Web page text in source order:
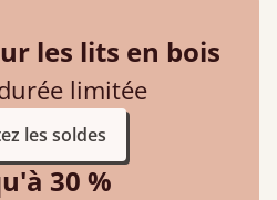
les lits en bois
limitée
les soldes
30 %